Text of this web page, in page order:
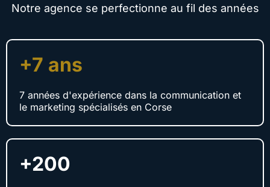
Notre agence se perfectionne au fil des années
+7 ans
7 années d'expérience dans la communication et
le marketing spécialisés en Corse
+200